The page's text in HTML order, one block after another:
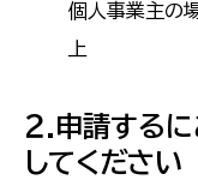
個人事業主の場
上
２.申請する
してください